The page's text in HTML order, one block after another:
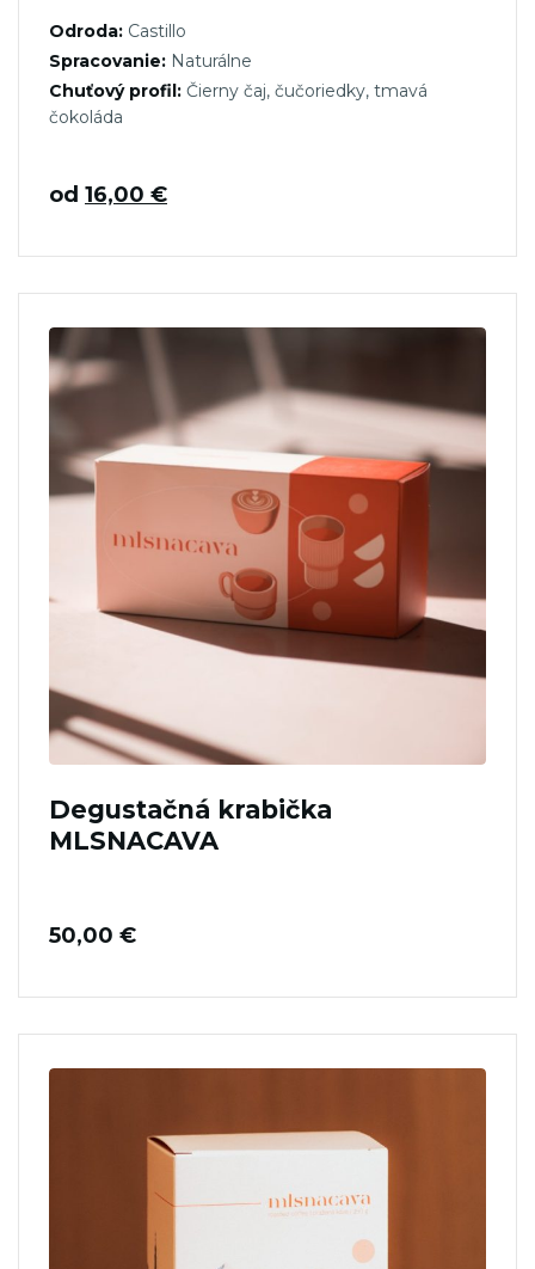
Odroda: Castillo
Spracovanie: Naturálne
Chuťový profil: Čierny čaj, čučoriedky, tmavá
čokoláda
od 16,00 €
Degustačná krabička
MLSNACAVA
50,00 €